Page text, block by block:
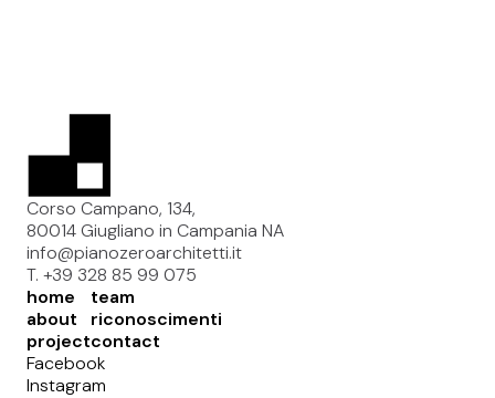
Corso Campano, 134,
80014 Giugliano in Campania NA
info@pianozeroarchitetti.it
T. +39 328 85 99 075
home
about
project
team
riconoscimenti
contact
Facebook
Instagram